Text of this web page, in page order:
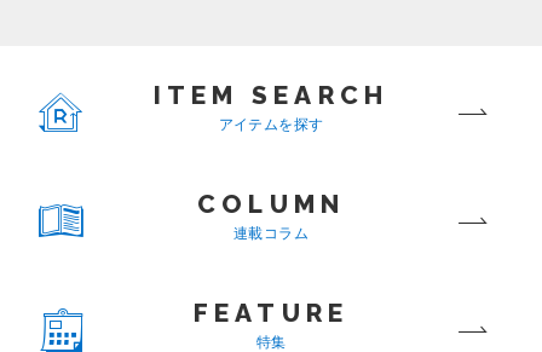
ITEM SEARCH
アイテムを探す
COLUMN
連載コラム
FEATURE
特集